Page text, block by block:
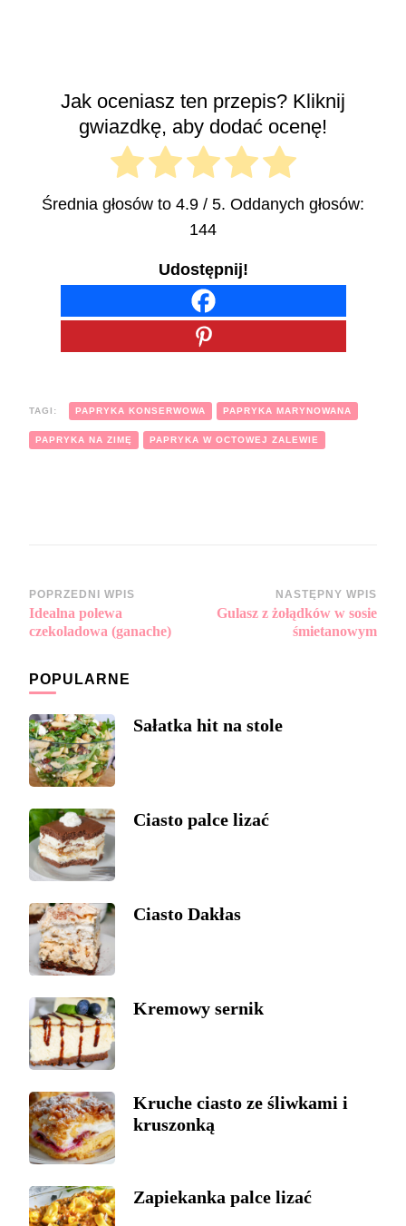
Jak oceniasz ten przepis? Kliknij
gwiazdkę, aby dodać ocenę!
Średnia głosów to 4.9 / 5. Oddanych głosów:
144
Udostępnij!
TAGI: PAPRYKA KONSERWOWA PAPRYKA MARYNOWANA
PAPRYKA NA ZIMĘ PAPRYKA W OCTOWEJ ZALEWIE
Zobacz
wpisy
POPRZEDNI WPIS
Idealna polewa
czekoladowa (ganache)
NASTĘPNY WPIS
Gulasz z żołądków w sosie
śmietanowym
POPULARNE
Sałatka hit na stole
Ciasto palce lizać
Ciasto Dakłas
Kremowy sernik
Kruche ciasto ze śliwkami i
kruszonką
Zapiekanka palce lizać